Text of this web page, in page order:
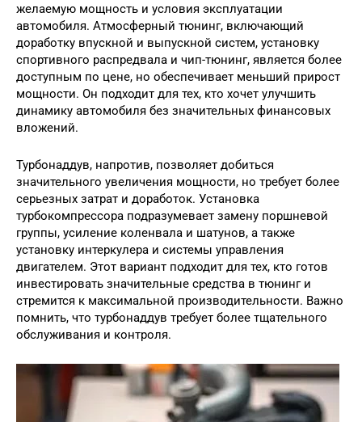
желаемую мощность и условия эксплуатации
автомобиля. Атмосферный тюнинг, включающий
доработку впускной и выпускной систем, установку
спортивного распредвала и чип-тюнинг, является более
доступным по цене, но обеспечивает меньший прирост
мощности. Он подходит для тех, кто хочет улучшить
динамику автомобиля без значительных финансовых
вложений.
Турбонаддув, напротив, позволяет добиться
значительного увеличения мощности, но требует более
серьезных затрат и доработок. Установка
турбокомпрессора подразумевает замену поршневой
группы, усиление коленвала и шатунов, а также
установку интеркулера и системы управления
двигателем. Этот вариант подходит для тех, кто готов
инвестировать значительные средства в тюнинг и
стремится к максимальной производительности. Важно
помнить, что турбонаддув требует более тщательного
обслуживания и контроля.